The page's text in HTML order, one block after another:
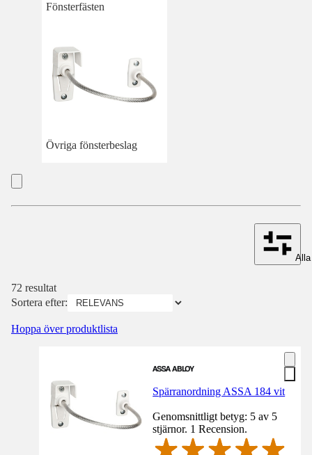
Fönsterfästen
Övriga fönsterbeslag
72 resultat
Sortera efter:
Hoppa över produktlista
Spärranordning ASSA 184 vit
Genomsnittligt betyg: 5 av 5
stjärnor. 1 Recension.